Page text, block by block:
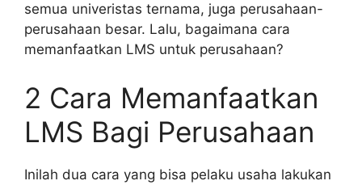
semua univeristas ternama, juga perusahaan-
perusahaan besar. Lalu, bagaimana cara
memanfaatkan LMS untuk perusahaan?
2 Cara Memanfaatkan
LMS Bagi Perusahaan
Inilah dua cara yang bisa pelaku usaha lakukan